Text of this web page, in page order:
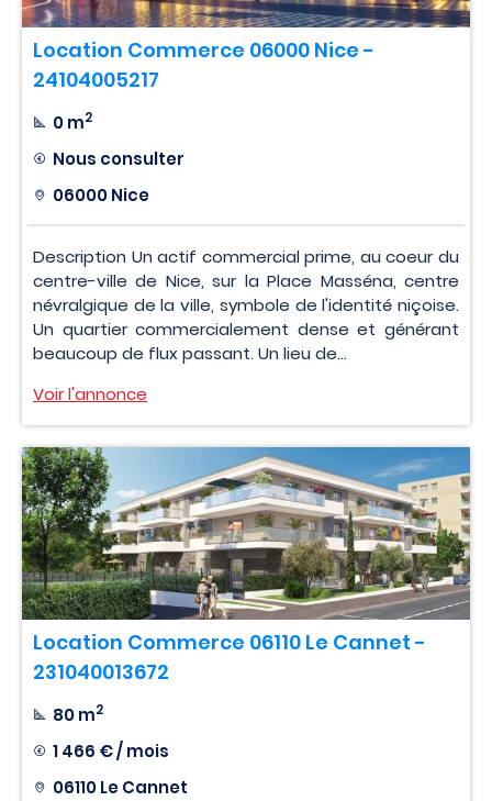
Location Commerce 06000 Nice -
24104005217
0 m2
Nous consulter
06000 Nice
Description Un actif commercial prime, au coeur du
centre-ville de Nice, sur la Place Masséna, centre
névralgique de la ville, symbole de l'identité niçoise.
Un quartier commercialement dense et générant
beaucoup de flux passant. Un lieu de...
Voir l'annonce
Location Commerce 06110 Le Cannet -
231040013672
80 m2
1 466 € / mois
06110 Le Cannet